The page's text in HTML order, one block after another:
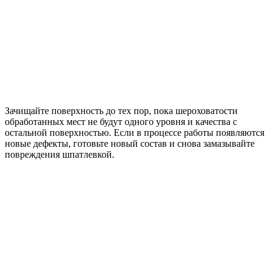
Зачищайте поверхность до тех пор, пока шероховатости
обработанных мест не будут одного уровня и качества с
остальной поверхностью. Если в процессе работы появляются
новые дефекты, готовьте новый состав и снова замазывайте
повреждения шпатлевкой.